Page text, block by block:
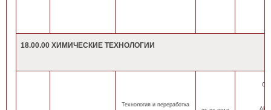
18.00.00 ХИМИЧЕСКИЕ ТЕХНОЛОГИИ
Технология и переработка